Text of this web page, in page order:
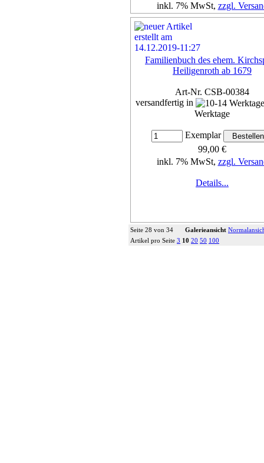
inkl. 7% MwSt, zzgl.
Familienbuch des ehem.
Heiligenroth ab 1679
Art-Nr. CSB-00384
versandfertig in
Werktage
Exemplar
99,00 €
inkl. 7% MwSt, zzgl.
Details...
Seite 28 von 34 Galerieansicht
Artikel pro Seite 3 10 20 50 100